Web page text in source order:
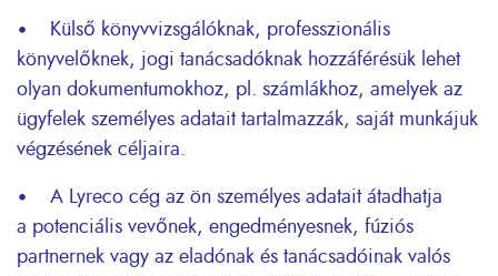
• Külső könyvvizsgálóknak, professzionális
könyvelőknek, jogi tanácsadóknak hozzáférésük lehet
olyan dokumentumokhoz, pl. számlákhoz, amelyek az
ügyfelek személyes adatait tartalmazzák, saját munkájuk
végzésének céljaira.
• A Lyreco cég az ön személyes adatait átadhatja
a potenciális vevőnek, engedményesnek, fúziós
partnernek vagy az eladónak és tanácsadóinak valós